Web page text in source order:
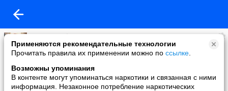
Применяются рекомендательные технологии
Прочитать правила их применении можно по ссылке
Возможны упоминания
В контенте могут упоминаться наркотики и связанная с ними
информация. Незаконное потребление наркотических
Ирина Стефанцева
added a photo
02 Jul в 16:06